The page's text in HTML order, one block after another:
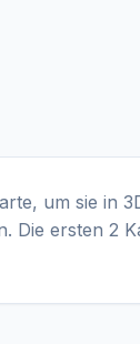
um sie in
Die ersten 2